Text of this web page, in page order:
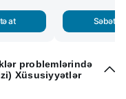
at Səbətə
problemlərində
Xüsusiyyətlər